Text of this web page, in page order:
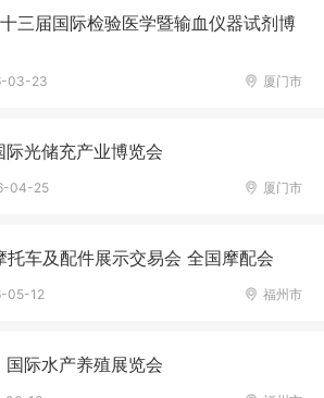
三届国际检验医学暨输血仪器试剂博
厦门市
03-23
光储充产业博览会
厦门市
04-25
车及配件展示交易会 全国摩配会
福州市
05-12
际水产养殖展览会